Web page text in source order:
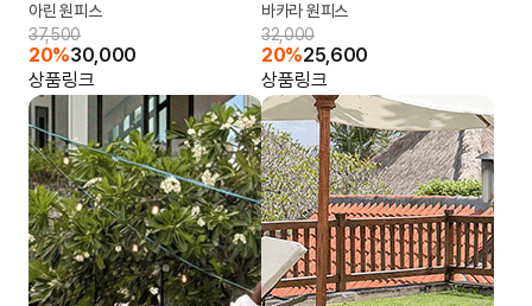
아린 원피스
37,500
20%30,000
상품링크
바카라 원피스
32,000
20%25,600
상품링크